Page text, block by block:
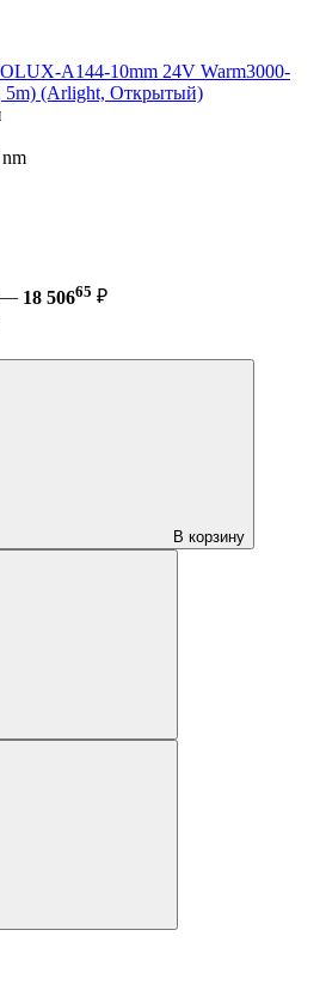
A144-10mm 24V Warm3000-
5m) (Arlight, Открытый)
— 18 50665 ₽
В корзину